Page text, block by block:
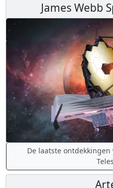
James Webb
De laatste ontdekkingen